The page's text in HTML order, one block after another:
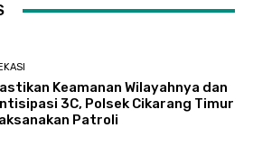
Keamanan Wilayahnya dan
3C, Polsek Cikarang Timur
Patroli